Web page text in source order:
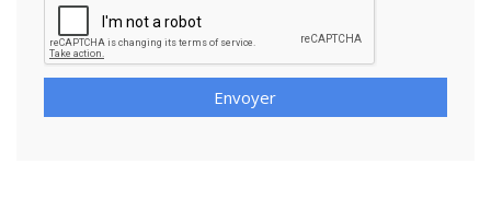
Envoyer